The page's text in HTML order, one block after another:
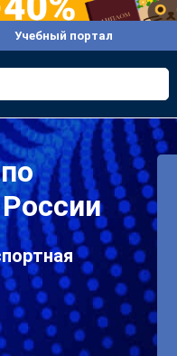
Учебный портал